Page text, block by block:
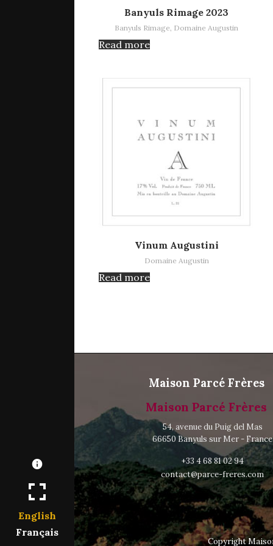
English
Français
Read more
Banyuls Rimage 2023
Banyuls Rimage, Domaine Augustin
Read more
Read moreVinum Augustini
Domaine Augustin
Read more
Maison Parcé Frères
Maison Parcé Frères
54, avenue du Puig del Mas
66650 Banyuls sur Mer - France
+33 4 68 81 02 94
contact@parce-freres.com
Copyright